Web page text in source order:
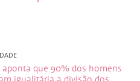
aponta que 90% dos homens